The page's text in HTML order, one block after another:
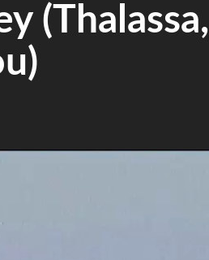
(Thalassa,